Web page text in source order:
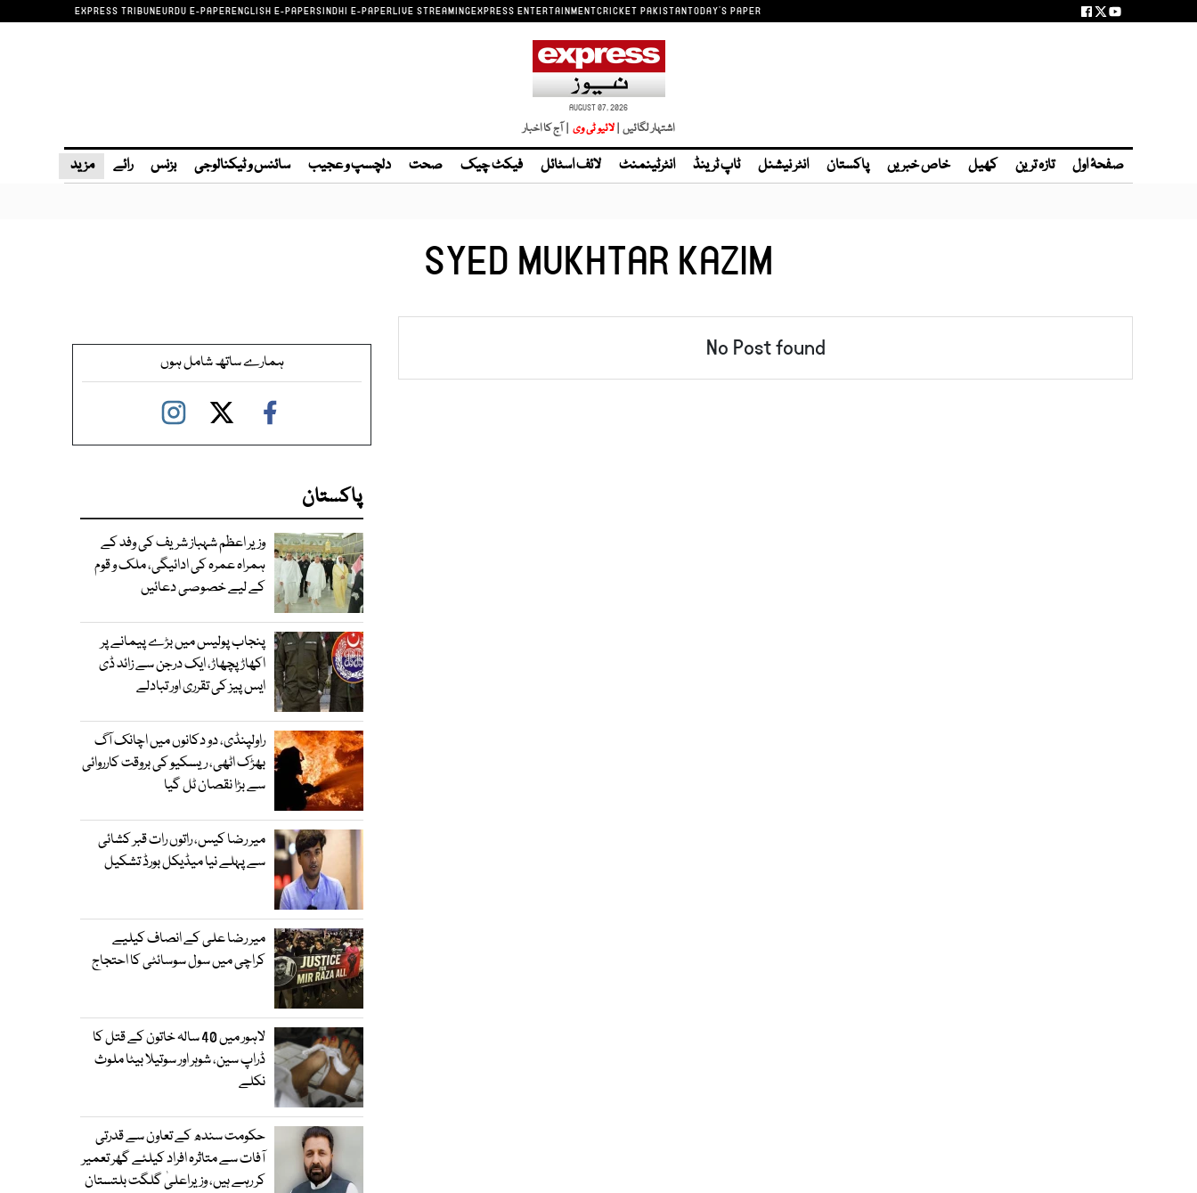
EXPRESS TRIBUNEURDU E-PAPERENGLISH E-PAPERSINDHI E-PAPERLIVE STREAMINGEXPRESS ENTERTAINMENTCRICKET PAKISTANTODAY'S PAPER
AUGUST 07, 2026
اشتہار لگائیں |لائیو ٹی وی | آج کا اخبار
صفحۂ اول تازہ ترین کھیل خاص خبریں پاکستان انٹر نیشنل ٹاپ ٹرینڈ انٹرٹینمنٹ لائف اسٹائل فیکٹ چیک صحت دلچسپ و عجیب سائنس و ٹیکنالوجی بزنس رائے مزید
SYED MUKHTAR KAZIM
No Post found ہمارے ساتھ شامل ہوں
پاکستان
وزیر اعظم شہباز شریف کی وفد کے
ہمراہ عمرہ کی ادائیگی، ملک و قوم
کے لیے خصوصی دعائیں
پنجاب پولیس میں بڑے پیمانے پر
اکھاڑ پچھاڑ، ایک درجن سے زائد ڈی
ایس پیز کی تقرری اور تبادلے
راولپنڈی، دو دکانوں میں اچانک آگ
بھڑک اٹھی، ریسکیو کی بروقت کارروائی
سے بڑا نقصان ٹل گیا
میر رضا کیس، راتوں رات قبر کشائی
سے پہلے نیا میڈیکل بورڈ تشکیل
میر رضا علی کے انصاف کیلیے
کراچی میں سول سوسائٹی کا احتجاج
لاہور میں 40 سالہ خاتون کے قتل کا
ڈراپ سین، شوہر اور سوتیلا بیٹا ملوث
نکلے
حکومت سندھ کے تعاون سے قدرتی
آفات سے متاثرہ افراد کیلئے گھر تعمیر
کر رہے ہیں، وزیراعلیٰ گلگت بلتستان